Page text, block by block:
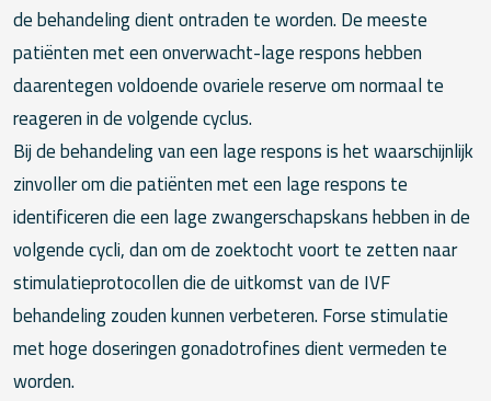
de behandeling dient ontraden te worden. De meeste
patiënten met een onverwacht-lage respons hebben
daarentegen voldoende ovariele reserve om normaal te
reageren in de volgende cyclus.
Bij de behandeling van een lage respons is het waarschijnlijk
zinvoller om die patiënten met een lage respons te
identificeren die een lage zwangerschapskans hebben in de
volgende cycli, dan om de zoektocht voort te zetten naar
stimulatieprotocollen die de uitkomst van de IVF
behandeling zouden kunnen verbeteren. Forse stimulatie
met hoge doseringen gonadotrofines dient vermeden te
worden.